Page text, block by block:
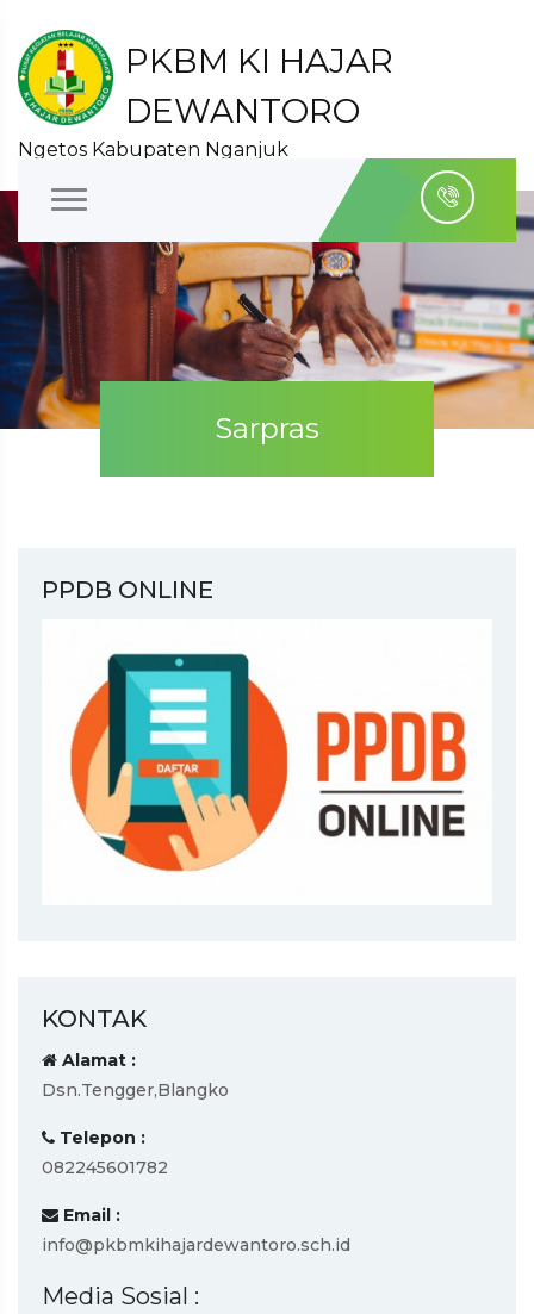
PKBM KI HAJAR
DEWANTORO
Ngetos Kabupaten Nganjuk
Sarpras
PPDB ONLINE
KONTAK
Alamat :
Dsn.Tengger,Blangko
Telepon :
082245601782
Email :
info@pkbmkihajardewantoro.sch.id
Media Sosial :